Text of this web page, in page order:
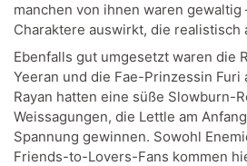
manchen von ihnen waren gewaltig
Charaktere auswirkt, die realistisch
Ebenfalls gut umgesetzt waren die
Yeeran und die Fae-Prinzessin Furi
Rayan hatten eine süße Slowburn-
Weissagungen, die Lettle am
Spannung gewinnen. Sowohl
Friends-to-Lovers-Fans kommen